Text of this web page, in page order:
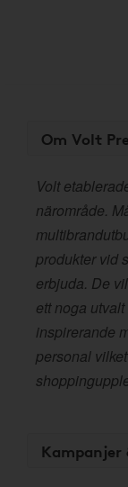
Om Volt
Volt
närområde.
produkter vid
erbjuda. De
ett noga
inspirerande
personal
Kampanjer